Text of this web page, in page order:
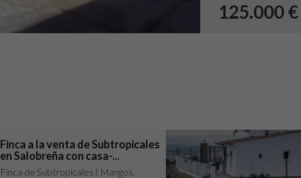
125.000 €
Finca a la venta de Subtropicales
en Salobreña con casa-...
Finca de Subtropicales ( Mangos,